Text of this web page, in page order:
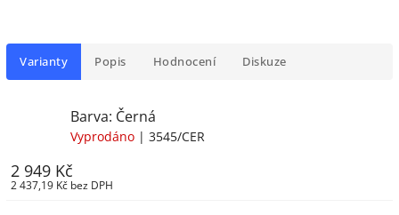
Varianty Popis Hodnocení Diskuze
Barva: Černá
Vyprodáno | 3545/CER
2 949 Kč
2 437,19 Kč bez DPH